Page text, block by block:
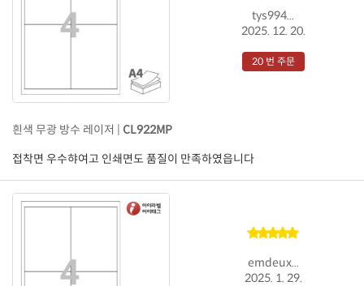
tys994...
2025. 12. 20.
20 번 주문
흰색 무광 방수 레이저 | CL922MP
접착면 우수햐여고 인쇄면도 품질이 만족하였읍니다
emdeux...
2025. 1. 29.